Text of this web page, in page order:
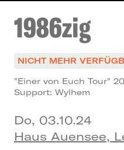
1986zig
NICHT MEHR
"Einer von Euch Tour"
Support: Wylhem
Do, 03.10.24
Haus Auensee,